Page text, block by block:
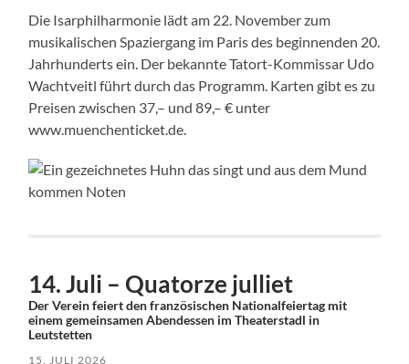
Die Isarphilharmonie lädt am 22. November zum
musikalischen Spaziergang im Paris des beginnenden 20.
Jahrhunderts ein. Der bekannte Tatort-Kommissar Udo
Wachtveitl führt durch das Programm. Karten gibt es zu
Preisen zwischen 37,– und 89,– € unter
www.muenchenticket.de.
14. Juli – Quatorze julliet
Der Verein feiert den französischen Nationalfeiertag mit
einem gemeinsamen Abendessen im Theaterstadl in
Leutstetten
15. JULI 2026